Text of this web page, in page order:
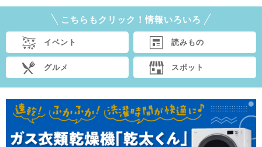
こちらもクリック！情報いろいろ
イベント 読みもの
グルメ スポット